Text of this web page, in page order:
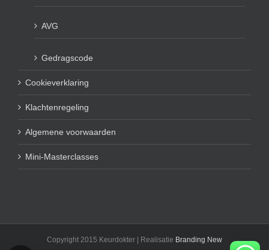
AVG
Gedragscode
Cookieverklaring
Klachtenregeling
Algemene voorwaarden
Mini-Masterclasses
Copyright 2015 Keurdokter | Realisatie Branding New